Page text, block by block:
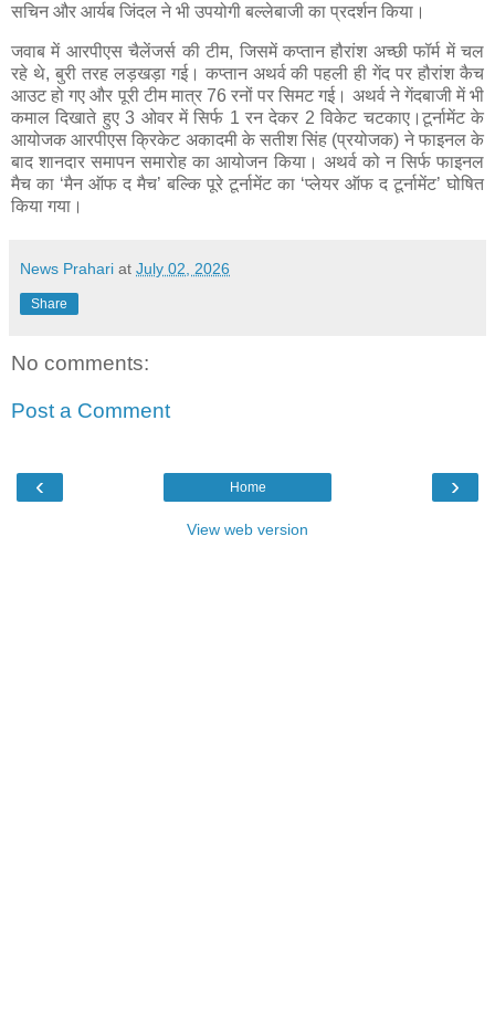
सचिन और आर्यब जिंदल ने भी उपयोगी बल्लेबाजी का प्रदर्शन किया।
जवाब में आरपीएस चैलेंजर्स की टीम, जिसमें कप्तान हौरांश अच्छी फॉर्म में चल
रहे थे, बुरी तरह लड़खड़ा गई। कप्तान अथर्व की पहली ही गेंद पर हौरांश कैच
आउट हो गए और पूरी टीम मात्र 76 रनों पर सिमट गई। अथर्व ने गेंदबाजी में भी
कमाल दिखाते हुए 3 ओवर में सिर्फ 1 रन देकर 2 विकेट चटकाए।टूर्नामेंट के
आयोजक आरपीएस क्रिकेट अकादमी के सतीश सिंह (प्रयोजक) ने फाइनल के
बाद शानदार समापन समारोह का आयोजन किया। अथर्व को न सिर्फ फाइनल
मैच का ‘मैन ऑफ द मैच’ बल्कि पूरे टूर्नामेंट का ‘प्लेयर ऑफ द टूर्नामेंट’ घोषित
किया गया।
News Prahari at July 02, 2026
Share
No comments:
Post a Comment
‹ ›
Home
View web version